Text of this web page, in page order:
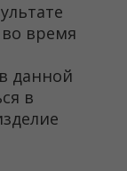
время
данной
в